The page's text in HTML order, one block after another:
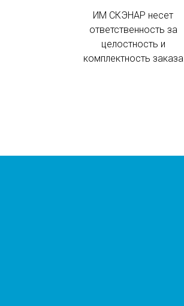
ИМ СКЭНАР несет
ответственность за
целостность и
комплектность заказа